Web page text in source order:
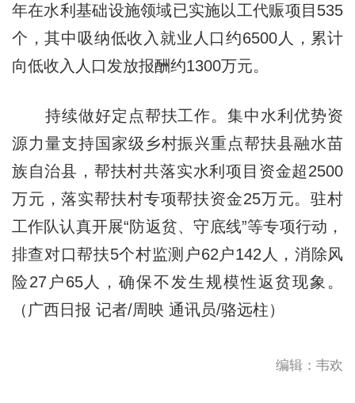
年在水利基础设施领域已实施以工代赈项目535
个，其中吸纳低收入就业人口约6500人，累计
向低收入人口发放报酬约1300万元。
持续做好定点帮扶工作。集中水利优势资
源力量支持国家级乡村振兴重点帮扶县融水苗
族自治县，帮扶村共落实水利项目资金超2500
万元，落实帮扶村专项帮扶资金25万元。驻村
工作队认真开展“防返贫、守底线”等专项行动，
排查对口帮扶5个村监测户62户142人，消除风
险27户65人，确保不发生规模性返贫现象。
（广西日报 记者/周映 通讯员/骆远柱）
编辑：韦欢